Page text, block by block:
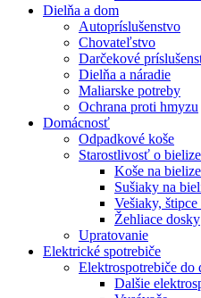
Dielňa a dom
Autopríslušenstvo
Chovateľstvo
Darčekové
Dielňa a náradie
Maliarske potreby
Ochrana proti hmyzu
Domácnosť
Odpadkové koše
Starostlivosť o
Koše na
Sušiaky na
Vešiaky,
Žehliace dosky
Upratovanie
Elektrické spotrebiče
Elektrospotrebiče do
Dalšie